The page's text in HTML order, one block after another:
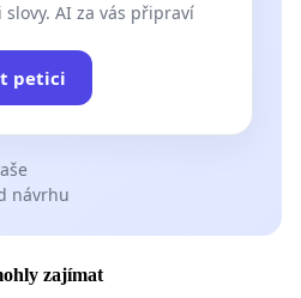
AI za vás připraví
petici
návrhu
zajímat